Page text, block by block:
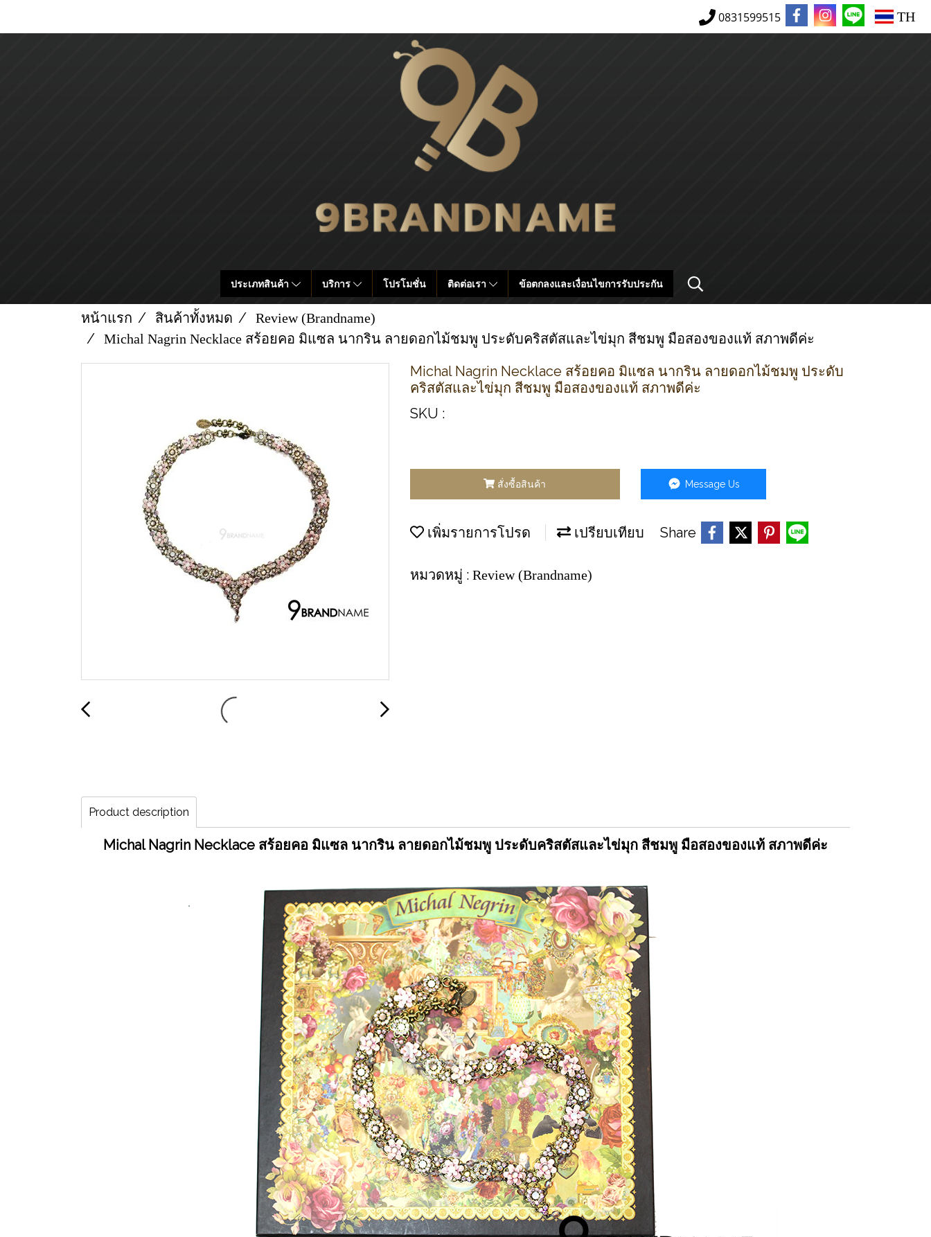
0831599515 TH
ประเภทสินค้า บริการ โปรโมชั่น ติดต่อเรา ข้อตกลงและเงื่อนไขการรับประกัน
หน้าแรก สินค้าทั้งหมด
Review (Brandname)
Michal Nagrin Necklace สร้อยคอ มิแซล นากริน ลายดอกไม้ชมพู ประดับคริสตัสและไข่มุก สีชมพู มือสองของแท้ สภาพดีค่ะ
Michal Nagrin Necklace สร้อยคอ มิแซล นากริน ลายดอกไม้ชมพู ประดับ
คริสตัสและไข่มุก สีชมพู มือสองของแท้ สภาพดีค่ะ
SKU :
สั่งซื้อสินค้า Message Us
เพิ่มรายการโปรด เปรียบเทียบ Share
หมวดหมู่ : Review (Brandname)
Product description
Michal Nagrin Necklace สร้อยคอ มิแซล นากริน ลายดอกไม้ชมพู ประดับคริสตัสและไข่มุก สีชมพู มือสองของแท้ สภาพดีค่ะ